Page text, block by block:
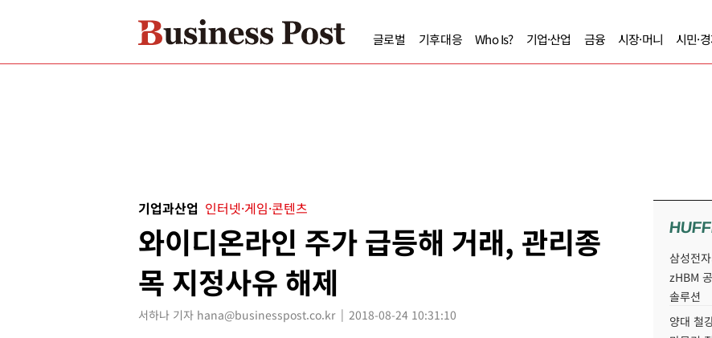
글로벌 기후대응 Who Is? 기업·산업 금융 시장·머니 시민·
기업과산업 인터넷·게임·콘텐츠
와이디온라인 주가 급등해 거래, 관리종
목 지정사유 해제
서하나 기자 hana@businesspost.co.kr 2018-08-24 10:31:10
삼성전
zHBM
솔루션
양대 철